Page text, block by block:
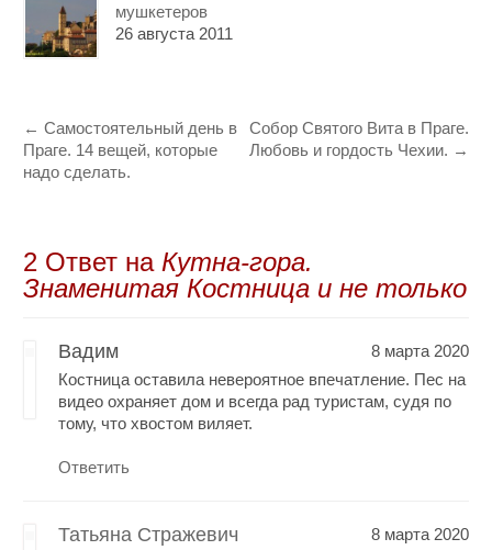
мушкетеров
26 августа 2011
← Самостоятельный день в
Праге. 14 вещей, которые
надо сделать.
Собор Святого Вита в Праге.
Любовь и гордость Чехии. →
2 Oтвет на Кутна-гора.
Знаменитая Костница и не только
Вадим
8 марта 2020
Костница оставила невероятное впечатление. Пес на
видео охраняет дом и всегда рад туристам, судя по
тому, что хвостом виляет.
Ответить
Татьяна Стражевич
8 марта 2020